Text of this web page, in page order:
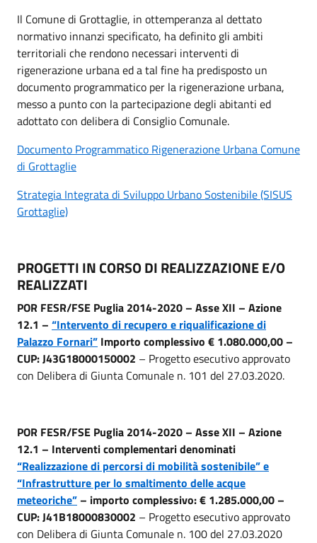
Il Comune di Grottaglie, in ottemperanza al dettato
normativo innanzi specificato, ha definito gli ambiti
territoriali che rendono necessari interventi di
rigenerazione urbana ed a tal fine ha predisposto un
documento programmatico per la rigenerazione urbana,
messo a punto con la partecipazione degli abitanti ed
adottato con delibera di Consiglio Comunale.
Documento Programmatico Rigenerazione Urbana Comune
di Grottaglie
Strategia Integrata di Sviluppo Urbano Sostenibile (SISUS
Grottaglie)
PROGETTI IN CORSO DI REALIZZAZIONE E/O
REALIZZATI
POR FESR/FSE Puglia 2014-2020 – Asse XII – Azione
12.1 – “Intervento di recupero e riqualificazione di
Palazzo Fornari” Importo complessivo € 1.080.000,00 –
CUP: J43G18000150002 – Progetto esecutivo approvato
con Delibera di Giunta Comunale n. 101 del 27.03.2020.
POR FESR/FSE Puglia 2014-2020 – Asse XII – Azione
12.1 – Interventi complementari denominati
“Realizzazione di percorsi di mobilità sostenibile” e
“Infrastrutture per lo smaltimento delle acque
meteoriche” – importo complessivo: € 1.285.000,00 –
CUP: J41B18000830002 – Progetto esecutivo approvato
con Delibera di Giunta Comunale n. 100 del 27.03.2020